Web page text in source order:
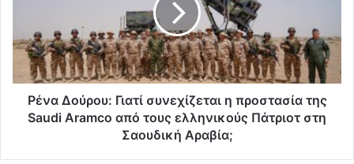
Ρένα Δούρου: Γιατί συνεχίζεται η προστασία της
Saudi Aramco από τους ελληνικούς Πάτριοτ στη
Σαουδική Αραβία;